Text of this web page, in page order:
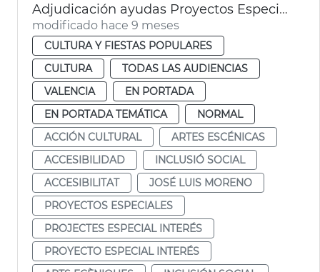
Adjudicación ayudas Proyectos Especial Interés 2025
modificado hace 9 meses
CULTURA Y FIESTAS POPULARES
CULTURA
TODAS LAS AUDIENCIAS
VALENCIA
EN PORTADA
EN PORTADA TEMÁTICA
NORMAL
ACCIÓN CULTURAL
ARTES ESCÉNICAS
ACCESIBILIDAD
INCLUSIÓ SOCIAL
ACCESIBILITAT
JOSÉ LUIS MORENO
PROYECTOS ESPECIALES
PROJECTES ESPECIAL INTERÉS
PROYECTO ESPECIAL INTERÉS